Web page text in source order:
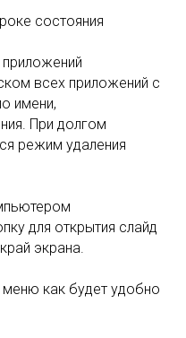
состояния
всех приложений с
имени,
При долгом
режим удаления
для открытия слайд
экрана.
как будет удобно